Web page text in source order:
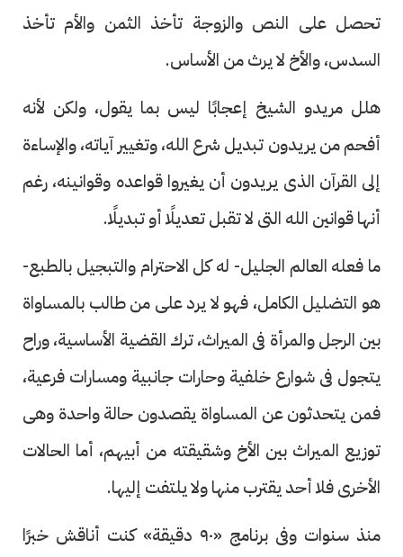
تحصل على النص والزوجة تأخذ الثمن والأم تأخذ
السدس، والأخ لا يرث من الأساس.
هلل مريدو الشيخ إعجابًا ليس بما يقول، ولكن لأنه
أفحم من يريدون تبديل شرع الله، وتغيير آياته، والإساءة
إلى القرآن الذى يريدون أن يغيروا قواعده وقوانينه، رغم
أنها قوانين الله التى لا تقبل تعديلًا أو تبديلًا.
ما فعله العالم الجليل- له كل الاحترام والتبجيل بالطبع-
هو التضليل الكامل، فهو لا يرد على من طالب بالمساواة
بين الرجل والمرأة فى الميراث، ترك القضية الأساسية، وراح
يتجول فى شوارع خلفية وحارات جانبية ومسارات فرعية،
فمن يتحدثون عن المساواة يقصدون حالة واحدة وهى
توزيع الميراث بين الأخ وشقيقته من أبيهم، أما الحالات
الأخرى فلا أحد يقترب منها ولا يلتفت إليها.
منذ سنوات وفى برنامج «٩٠ دقيقة» كنت أناقش خبرًا